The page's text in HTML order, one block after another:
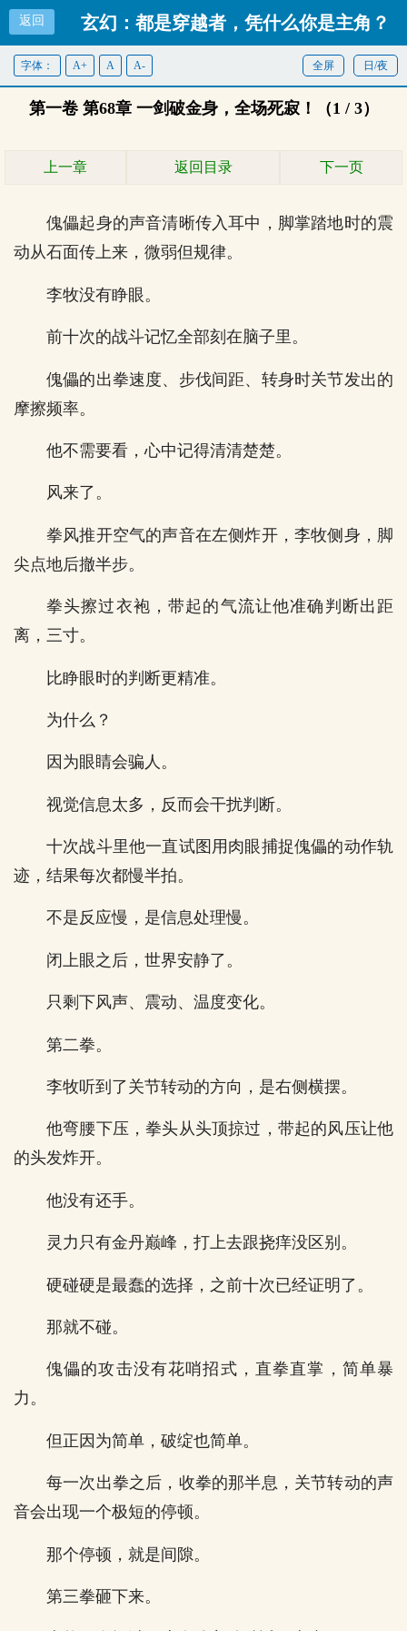
返回 玄幻：都是穿越者，凭什么你是主角？
首页
日/夜
全屏
字体： A+ A A-
第一卷 第68章 一剑破金身，全场死寂！（1 / 3）
上一章 返回目录 下一页
傀儡起身的声音清晰传入耳中，脚掌踏地时的震
动从石面传上来，微弱但规律。
李牧没有睁眼。
前十次的战斗记忆全部刻在脑子里。
傀儡的出拳速度、步伐间距、转身时关节发出的
摩擦频率。
他不需要看，心中记得清清楚楚。
风来了。
拳风推开空气的声音在左侧炸开，李牧侧身，脚
尖点地后撤半步。
拳头擦过衣袍，带起的气流让他准确判断出距
离，三寸。
比睁眼时的判断更精准。
为什么？
因为眼睛会骗人。
视觉信息太多，反而会干扰判断。
十次战斗里他一直试图用肉眼捕捉傀儡的动作轨
迹，结果每次都慢半拍。
不是反应慢，是信息处理慢。
闭上眼之后，世界安静了。
只剩下风声、震动、温度变化。
第二拳。
李牧听到了关节转动的方向，是右侧横摆。
他弯腰下压，拳头从头顶掠过，带起的风压让他
的头发炸开。
他没有还手。
灵力只有金丹巅峰，打上去跟挠痒没区别。
硬碰硬是最蠢的选择，之前十次已经证明了。
那就不碰。
傀儡的攻击没有花哨招式，直拳直掌，简单暴
力。
但正因为简单，破绽也简单。
每一次出拳之后，收拳的那半息，关节转动的声
音会出现一个极短的停顿。
那个停顿，就是间隙。
第三拳砸下来。